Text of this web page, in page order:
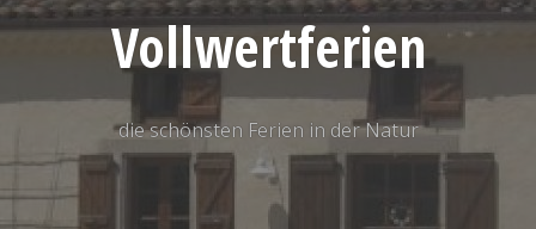
n
n
Vollwertferien
die schönsten Ferien in der Natur